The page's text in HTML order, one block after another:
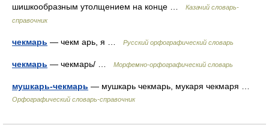
шишкообразным утолщением на конце …
Казачий словарь-
справочник
чекмарь — чекм арь, я … Русский орфографический словарь
чекмарь — чекмарь/ … Морфемно-орфографический словарь
мушкарь-чекмарь — мушкарь чекмарь, мукаря чекмаря …
Орфографический словарь-справочник